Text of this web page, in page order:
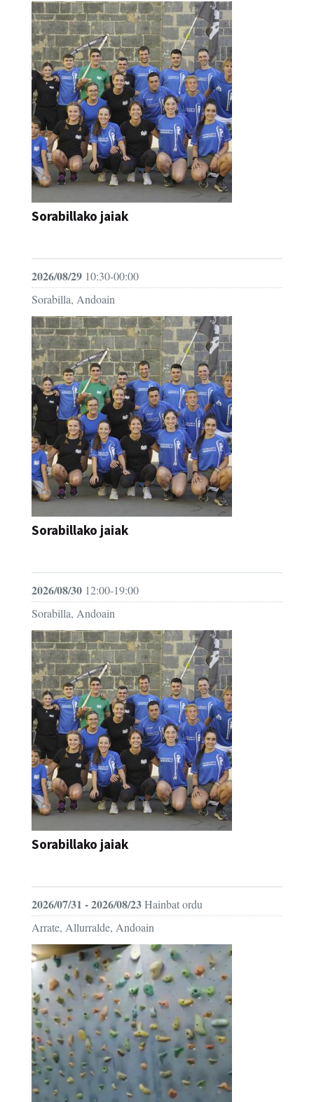
Sorabillako jaiak
2026/08/29 10:30-00:00
Sorabilla, Andoain
Sorabillako jaiak
2026/08/30 12:00-19:00
Sorabilla, Andoain
Sorabillako jaiak
2026/07/31 - 2026/08/23Hainbat ordu
Arrate, Allurralde, Andoain